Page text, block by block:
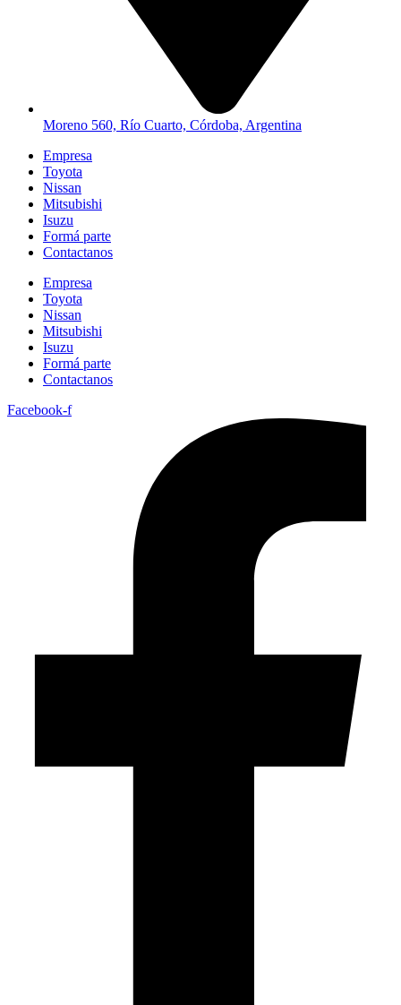
Moreno 560, Río Cuarto, Córdoba, Argentina
Empresa
Toyota
Nissan
Mitsubishi
Isuzu
Formá parte
Contactanos
Empresa
Toyota
Nissan
Mitsubishi
Isuzu
Formá parte
Contactanos
Facebook-f